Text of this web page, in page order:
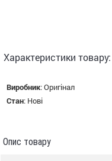
Характеристики товару:
Виробник:Оригінал
Стан: Нові
Опис товару